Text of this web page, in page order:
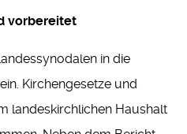
vorbereitet
in die
Kirchengesetze und
landeskirchlichen Haushalt